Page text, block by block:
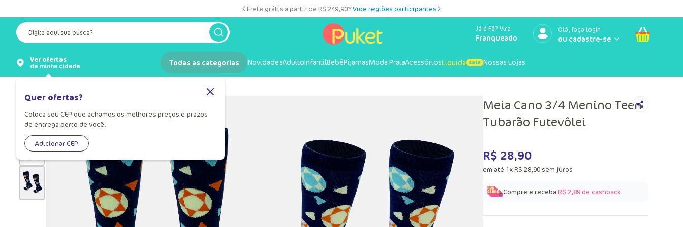
Frete grátis a partir de R$ 249,90*Vide regiões participantes
Digite aqui sua busca? Já é Fã? Vire
Franqueado
Olá, faça login
Ver ofertas
da minha cidade
Quer ofertas?
Coloca seu CEP que achamos os melhores preços e prazos
de entrega perto de você.
Adicionar CEP
Todas as categorias NovidadesAdultoInfantilBebêPijamasModa PraiaAcessóriosLiquida Nossas Lojas
Meia Cano 3/4 Menino Teen
Tubarão Futevôlei
R$ 28,90
em até 1xR$ 28,90 sem juros
Compre e receba R$ 2,89de cashback